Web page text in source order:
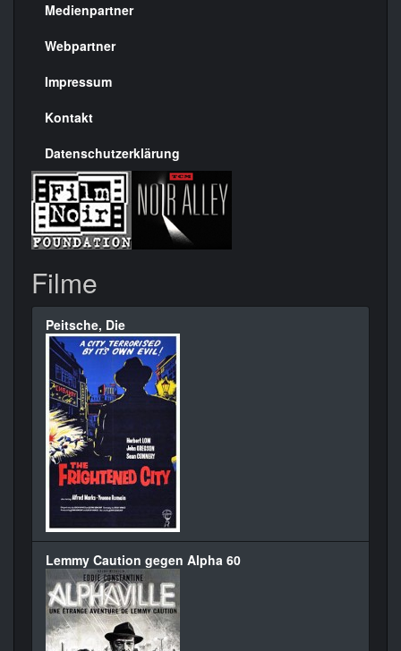
Menülinks
rechte
Seite
Medienpartner
Webpartner
Impressum
Kontakt
Datenschutzerklärung
Filme
Peitsche, Die
Lemmy Caution gegen Alpha 60